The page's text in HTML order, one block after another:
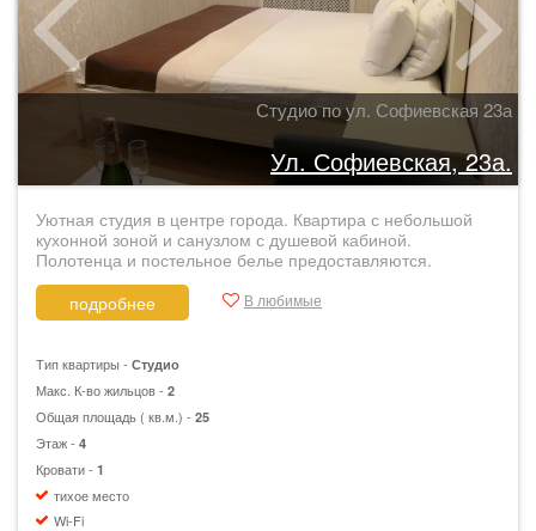
Студио по ул. Софиевская 23а
Ул. Софиевская, 23а.
Уютная студия в центре города. Квартира с небольшой
кухонной зоной и санузлом с душевой кабиной.
Полотенца и постельное белье предоставляются.
подробнее
В любимые
Тип квартиры - Студио
Макс. К-во жильцов - 2
Общая площадь ( кв.м.) - 25
Этаж - 4
Кровати - 1
тихое место
Wi-Fi